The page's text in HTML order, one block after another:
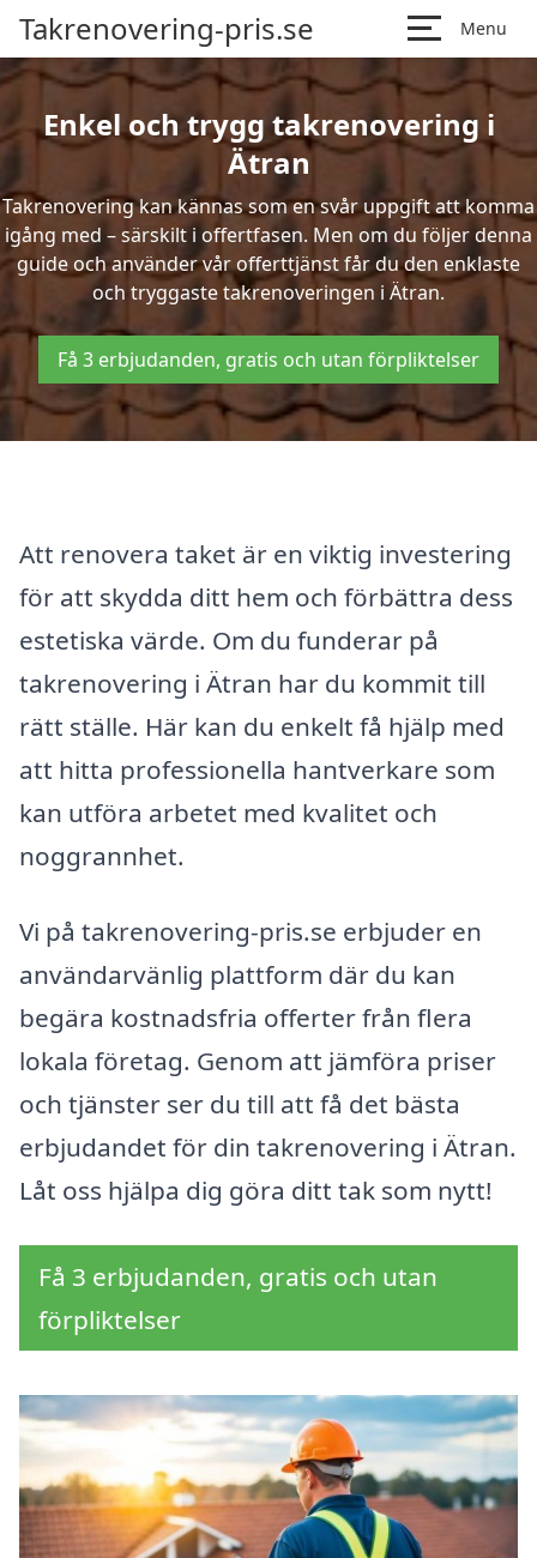
Takrenovering-pris.se Menu
Enkel och trygg takrenovering i
Ätran
Takrenovering kan kännas som en svår uppgift att komma
igång med – särskilt i offertfasen. Men om du följer denna
guide och använder vår offerttjänst får du den enklaste
och tryggaste takrenoveringen i Ätran.
Få 3 erbjudanden, gratis och utan förpliktelser
Att renovera taket är en viktig investering
för att skydda ditt hem och förbättra dess
estetiska värde. Om du funderar på
takrenovering i Ätran har du kommit till
rätt ställe. Här kan du enkelt få hjälp med
att hitta professionella hantverkare som
kan utföra arbetet med kvalitet och
noggrannhet.
Vi på takrenovering-pris.se erbjuder en
användarvänlig plattform där du kan
begära kostnadsfria offerter från flera
lokala företag. Genom att jämföra priser
och tjänster ser du till att få det bästa
erbjudandet för din takrenovering i Ätran.
Låt oss hjälpa dig göra ditt tak som nytt!
Få 3 erbjudanden, gratis och utan
förpliktelser